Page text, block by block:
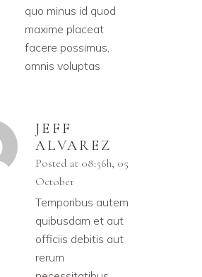
quo minus id quod
maxime placeat
facere possimus,
omnis voluptas
JEFF
ALVAREZ
Posted at 08:56h, 05
October
Temporibus autem
quibusdam et aut
officiis debitis aut
rerum